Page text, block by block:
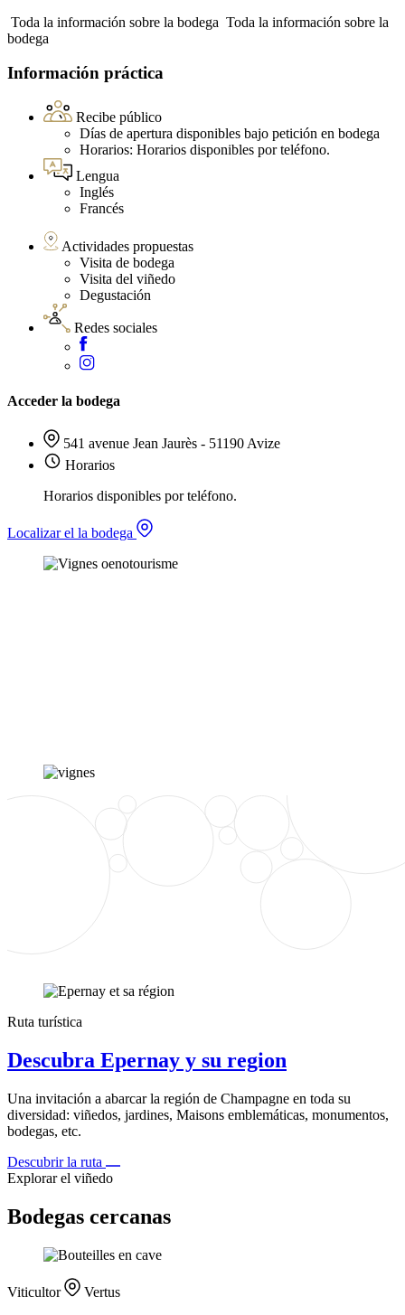
Toda la información sobre la bodega Toda la información sobre la
bodega
Información práctica
Recibe público
Días de apertura disponibles bajo petición en bodega
Horarios: Horarios disponibles por teléfono.
Lengua
Inglés
Francés
Actividades propuestas
Visita de bodega
Visita del viñedo
Degustación
Redes sociales
Acceder la bodega
541 avenue Jean Jaurès - 51190 Avize
Horarios
Horarios disponibles por teléfono.
Localizar el la bodega
Ruta turística
Descubra Epernay y su region
Una invitación a abarcar la región de Champagne en toda su
diversidad: viñedos, jardines, Maisons emblemáticas, monumentos,
bodegas, etc.
Descubrir la ruta
Explorar el viñedo
Bodegas cercanas
Viticultor Vertus